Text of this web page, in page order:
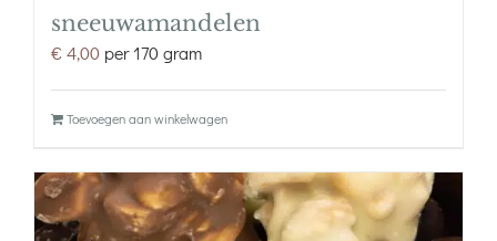
sneeuwamandelen
€4,00 per 170 gram
Toevoegen aan winkelwagen